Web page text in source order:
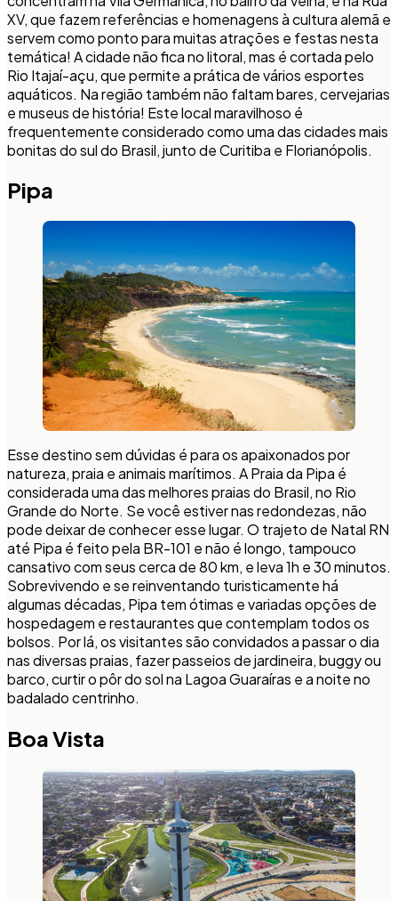
XV, que fazem referências e homenagens à cultura alemã e
servem como ponto para muitas atrações e festas nesta
temática! A cidade não fica no litoral, mas é cortada pelo
Rio Itajaí-açu, que permite a prática de vários esportes
aquáticos. Na região também não faltam bares, cervejarias
e museus de história! Este local maravilhoso é
frequentemente considerado como uma das cidades mais
bonitas do sul do Brasil, junto de Curitiba e Florianópolis.
Pipa
Esse destino sem dúvidas é para os apaixonados por
natureza, praia e animais marítimos. A Praia da Pipa é
considerada uma das melhores praias do Brasil, no Rio
Grande do Norte. Se você estiver nas redondezas, não
pode deixar de conhecer esse lugar. O trajeto de Natal RN
até Pipa é feito pela BR-101 e não é longo, tampouco
cansativo com seus cerca de 80 km, e leva 1h e 30 minutos.
Sobrevivendo e se reinventando turisticamente há
algumas décadas, Pipa tem ótimas e variadas opções de
hospedagem e restaurantes que contemplam todos os
bolsos. Por lá, os visitantes são convidados a passar o dia
nas diversas praias, fazer passeios de jardineira, buggy ou
barco, curtir o pôr do sol na Lagoa Guaraíras e a noite no
badalado centrinho.
Boa Vista